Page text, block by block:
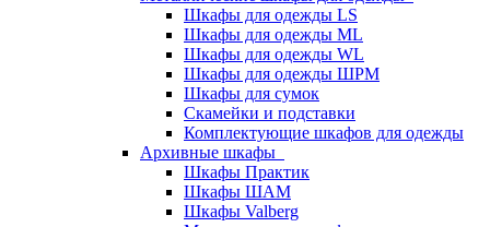
Шкафы для одежды LS
Шкафы для одежды ML
Шкафы для одежды WL
Шкафы для одежды ШРМ
Шкафы для сумок
Скамейки и подставки
Комплектующие шкафов для одежды
Архивные шкафы
Шкафы Практик
Шкафы ШАМ
Шкафы Valberg